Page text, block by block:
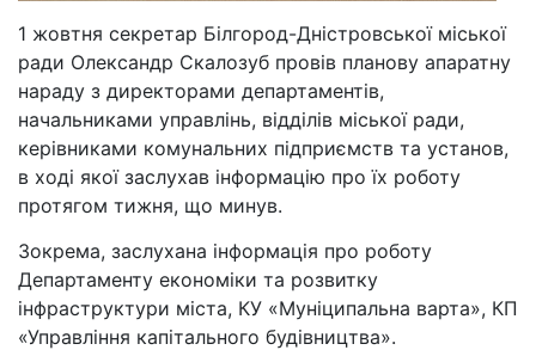
1 жовтня секретар Білгород-Дністровської міської
ради Олександр Скалозуб провів планову апаратну
нараду з директорами департаментів,
начальниками управлінь, відділів міської ради,
керівниками комунальних підприємств та установ,
в ході якої заслухав інформацію про їх роботу
протягом тижня, що минув.
Зокрема, заслухана інформація про роботу
Департаменту економіки та розвитку
інфраструктури міста, КУ «Муніципальна варта», КП
«Управління капітального будівництва».